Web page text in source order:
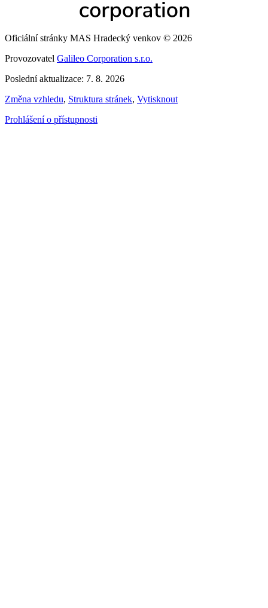
Oficiální stránky MAS Hradecký venkov © 2026
Provozovatel Galileo Corporation s.r.o.
Poslední aktualizace: 7. 8. 2026
Změna vzhledu, Struktura stránek, Vytisknout
Prohlášení o přístupnosti